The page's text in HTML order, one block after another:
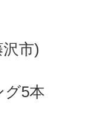
市)
グ5本